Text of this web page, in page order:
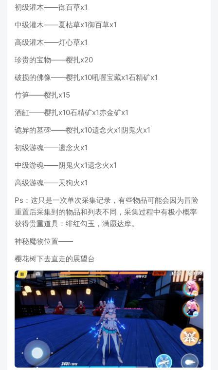
初级灌木——御百草x1
中级灌木——夏枯草x1御百草x1
高级灌木——灯心草x1
珍贵的宝物——樱扎x20
破损的佛像——樱扎x10吼喔宝藏x1石精矿x1
竹笋——樱扎x15
酒缸——樱扎x10石精矿x1赤金矿x1
诡异的墓碑——樱扎x10遗念火x1阴鬼火x1
初级游魂——遗念火x1
中级游魂——阴鬼火x1遗念火x1
高级游魂——天狗火x1
Ps：这只是一次单次采集记录，有些物品可能会因为冒险
重置后采集到的物品和列表不同，采集过程中有极小概率
获得贵重道具：绯红勾玉，满愿达摩。
神秘魔物位置——
樱花树下去直走的展望台